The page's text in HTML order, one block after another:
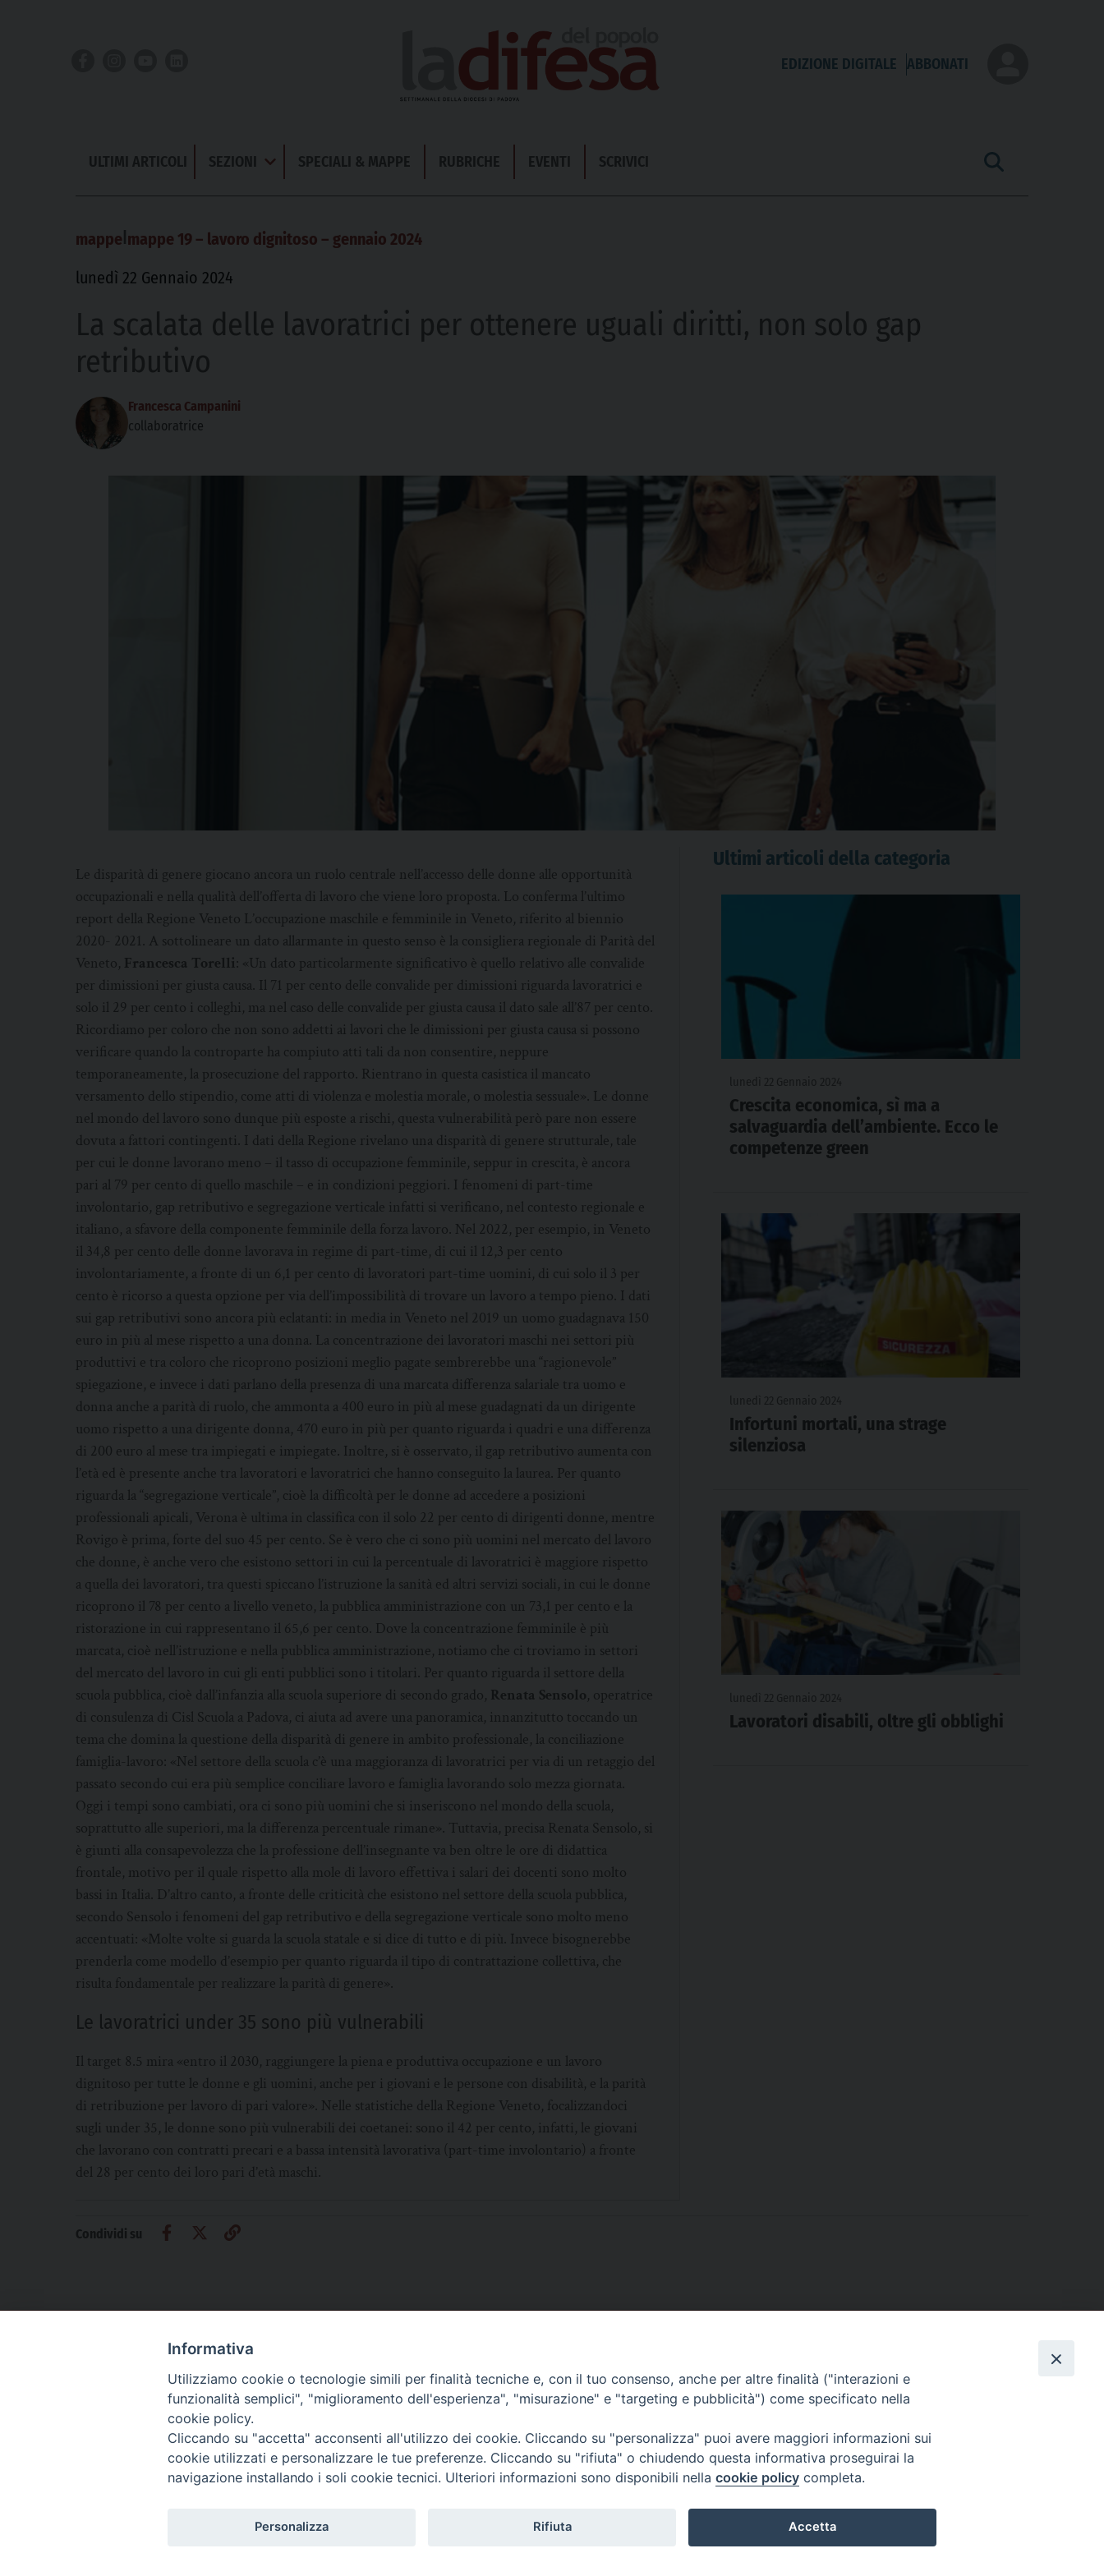
EDIZIONE DIGITALE ABBONATI
ULTIMI ARTICOLI SEZIONI
Apri
Menu
SPECIALI & MAPPE RUBRICHE EVENTI SCRIVICI
mappe mappe 19 – lavoro dignitoso – gennaio 2024
lunedì 22 Gennaio 2024
La scalata delle lavoratrici per ottenere uguali diritti, non solo gap
retributivo
Francesca Campanini
collaboratrice
Le disparità di genere giocano ancora un ruolo centrale nell’accesso delle donne alle opportunità
occupazionali e nella qualità dell’offerta di lavoro che viene loro proposta. Lo conferma l’ultimo
report della Regione Veneto L’occupazione maschile e femminile in Veneto, riferito al biennio
2020- 2021. A sottolineare un dato allarmante in questo senso è la consigliera regionale di Parità del
Veneto, Francesca Torelli : «Un dato particolarmente significativo è quello relativo alle convalide
per dimissioni per giusta causa. Il 71 per cento delle convalide per dimissioni riguarda lavoratrici e
solo il 29 per cento i colleghi, ma nel caso delle convalide per giusta causa il dato sale all’87 per cento.
Ricordiamo per coloro che non sono addetti ai lavori che le dimissioni per giusta causa si possono
verificare quando la controparte ha compiuto atti tali da non consentire, neppure
temporaneamente, la prosecuzione del rapporto. Rientrano in questa casistica il mancato
versamento dello stipendio, come atti di violenza e molestia morale, o molestia sessuale». Le donne
nel mondo del lavoro sono dunque più esposte a rischi, questa vulnerabilità però pare non essere
dovuta a fattori contingenti. I dati della Regione rivelano una disparità di genere strutturale, tale
per cui le donne lavorano meno – il tasso di occupazione femminile, seppur in crescita, è ancora
pari al 79 per cento di quello maschile – e in condizioni peggiori. I fenomeni di part-time
involontario, gap retributivo e segregazione verticale infatti si verificano, nel contesto regionale e
italiano, a sfavore della componente femminile della forza lavoro. Nel 2022, per esempio, in Veneto
il 34,8 per cento delle donne lavorava in regime di part-time, di cui il 12,3 per cento
involontariamente, a fronte di un 6,1 per cento di lavoratori part-time uomini, di cui solo il 3 per
cento è ricorso a questa opzione per via dell’impossibilità di trovare un lavoro a tempo pieno. I dati
sui gap retributivi sono ancora più eclatanti: in media in Veneto nel 2019 un uomo guadagnava 150
euro in più al mese rispetto a una donna. La concentrazione dei lavoratori maschi nei settori più
produttivi e tra coloro che ricoprono posizioni meglio pagate sembrerebbe una “ragionevole”
spiegazione, e invece i dati parlano della presenza di una marcata differenza salariale tra uomo e
donna anche a parità di ruolo, che ammonta a 400 euro in più al mese guadagnati da un dirigente
uomo rispetto a una dirigente donna, 470 euro in più per quanto riguarda i quadri e una differenza
di 200 euro al mese tra impiegati e impiegate. Inoltre, si è osservato, il gap retributivo aumenta con
l’età ed è presente anche tra lavoratori e lavoratrici che hanno conseguito la laurea. Per quanto
riguarda la “segregazione verticale”, cioè la difficoltà per le donne ad accedere a posizioni
professionali apicali, Verona è ultima in classifica con il solo 22 per cento di dirigenti donne, mentre
Rovigo è prima, forte del suo 45 per cento. Se è vero che ci sono più uomini nel mercato del lavoro
che donne, è anche vero che esistono settori in cui la percentuale di lavoratrici è maggiore rispetto
a quella dei lavoratori, tra questi spiccano l’istruzione la sanità ed altri servizi sociali, in cui le donne
ricoprono il 78 per cento a livello veneto, la pubblica amministrazione con un 73,1 per cento e la
ristorazione in cui rappresentano il 65,6 per cento. Dove la concentrazione femminile è più
marcata, cioè nell’istruzione e nella pubblica amministrazione, notiamo che ci troviamo in settori
del mercato del lavoro in cui gli enti pubblici sono i titolari. Per quanto riguarda il settore della
scuola pubblica, cioè dall’infanzia alla scuola superiore di secondo grado, Renata Sensolo, operatrice
di consulenza di Cisl Scuola a Padova, ci aiuta ad avere una panoramica, innanzitutto toccando un
tema che domina la questione della disparità di genere in ambito professionale, la conciliazione
famiglia-lavoro: «Nel settore della scuola c’è una maggioranza di lavoratrici per via di un retaggio del
passato secondo cui era più semplice conciliare lavoro e famiglia lavorando solo mezza giornata.
Oggi i tempi sono cambiati, ora ci sono più uomini che si inseriscono nel mondo della scuola,
soprattutto alle superiori, ma la differenza percentuale rimane». Tuttavia, precisa Renata Sensolo, si
è giunti alla consapevolezza che la professione dell’insegnante va ben oltre le ore di didattica
frontale, motivo per il quale rispetto alla mole di lavoro effettiva i salari dei docenti sono molto
bassi in Italia. D’altro canto, a fronte delle criticità che esistono nel settore della scuola pubblica,
secondo Sensolo i fenomeni del gap retributivo e della segregazione verticale sono molto meno
accentuati: «Molte volte si guarda la scuola statale e si dice di tutto e di più. Invece bisognerebbe
prenderla come modello d’esempio per quanto riguarda il tipo di contrattazione collettiva, che
risulta fondamentale per realizzare la parità di genere».
Le lavoratrici under 35 sono più vulnerabili
Il target 8.5 mira «entro il 2030, raggiungere la piena e produttiva occupazione e un lavoro
dignitoso per tutte le donne e gli uomini, anche per i giovani e le persone con disabilità, e la parità
di retribuzione per lavoro di pari valore». Nelle statistiche della Regione Veneto, focalizzandoci
sugli under 35, le donne sono più vulnerabili dei coetanei: sono il 42 per cento, infatti, le giovani
che lavorano con contratti precari e a bassa intensità lavorativa (part-time involontario) a fronte
del 28 per cento dei loro pari d’età maschi.
Ultimi articoli della categoria
Crescita economica, sì ma a
salvaguardia dell’ambiente. Ecco le
competenze green
Infortuni mortali, una strage
silenziosa
Lavoratori disabili, oltre gli obblighi
Condividi su
AMMINISTRAZIONE TRASPARENTE
La Difesa srl - P.iva 05125420280
La Difesa del Popolo percepisce i contributi pubblici all'editoria.
La Difesa del Popolo, tramite la Fisc (Federazione Italiana Settimanali Cattolici) ha aderito allo IAP (Istituto dell'Autodisciplina Pubblicitaria) accettando il Codice di Autodisciplina della Comunicazione Commerciale.
Informativa
Utilizziamo cookie o tecnologie simili per finalità tecniche e, con il tuo consenso, anche per altre finalità ("interazioni e
funzionalità semplici", "miglioramento dell'esperienza", "misurazione" e "targeting e pubblicità") come specificato nella
cookie policy.
Cliccando su "accetta" acconsenti all'utilizzo dei cookie. Cliccando su "personalizza" puoi avere maggiori informazioni sui
cookie utilizzati e personalizzare le tue preferenze. Cliccando su "rifiuta" o chiudendo questa informativa proseguirai la
navigazione installando i soli cookie tecnici. Ulteriori informazioni sono disponibili nella cookie policy completa.
Personalizza Rifiuta Accetta